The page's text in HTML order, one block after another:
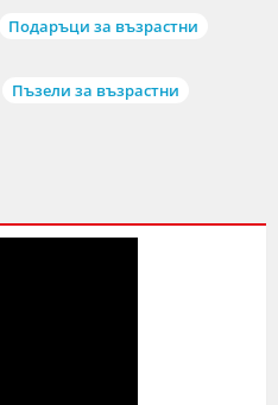
Подаръци за възрастни
Пъзели за възрастни